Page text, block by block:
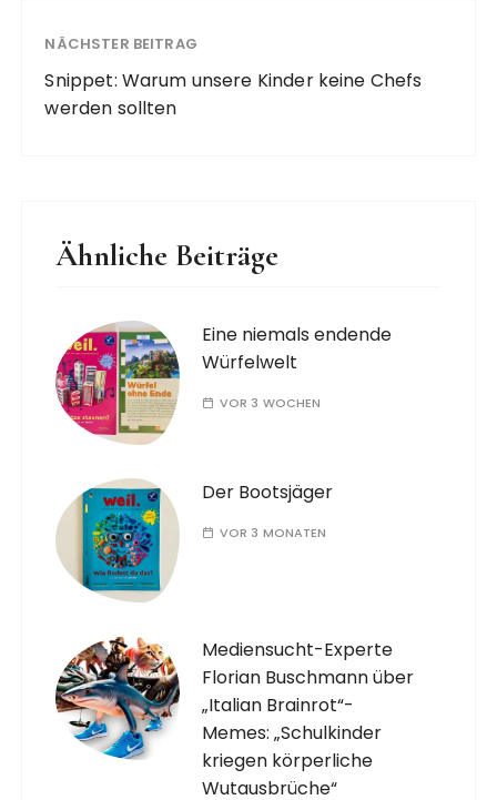
NÄCHSTER BEITRAG
Snippet: Warum unsere Kinder keine Chefs
werden sollten
Ähnliche Beiträge
Eine niemals endende
Würfelwelt
VOR 3 WOCHEN
Der Bootsjäger
VOR 3 MONATEN
Mediensucht-Experte
Florian Buschmann über
„Italian Brainrot“-
Memes: „Schulkinder
kriegen körperliche
Wutausbrüche“